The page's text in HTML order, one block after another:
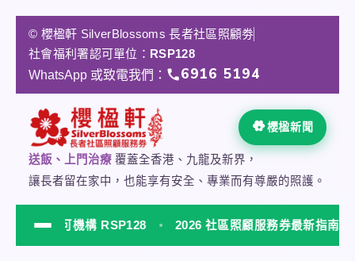
© 櫻楹軒 SilverBlossoms 長者社區照顧劵
社會福利署認可單位： RSP128
WhatsApp 或致電我們：
6916 5194
櫻楹新聞
送飯、上門治療 覆蓋全香港、九龍及新界，
讓長者留在家中，也能享有安全、專業而有尊嚴的照護。
認可機構 RSP128 2026 社區照顧服務券最新指南 NEW